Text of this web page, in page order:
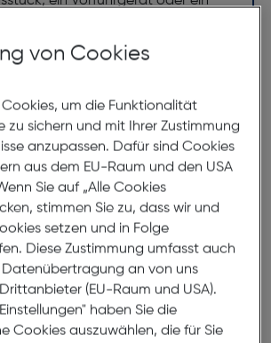
sorgfältig geprüft , sind
und werden mitgesetzlicher
von Cookies
um die Funktionalität
zu sichern und mit Ihrer Zustimmung
anzupassen. Dafür sind Cookies
aus dem EU-Raum und den USA
Sie auf „Alle Cookies
stimmen Sie zu, dass wir und
setzen und in Folge
Diese Zustimmung umfasst auch
Datenübertragung an von uns
(EU-Raum und USA).
haben Sie die
Cookies auszuwählen, die für Sie